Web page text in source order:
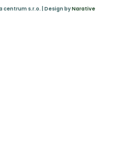
O nás
centrum s.r.o. | Design byNarative